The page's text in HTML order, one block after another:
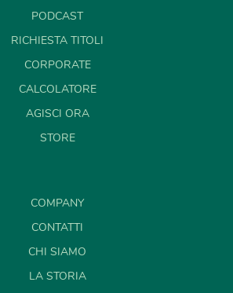
PODCAST
RICHIESTA TITOLI
CORPORATE
CALCOLATORE
AGISCI ORA
STORE
COMPANY
CONTATTI
CHI SIAMO
LA STORIA